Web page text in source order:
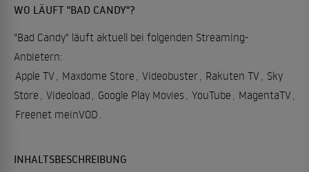
WO LÄUFT "BAD CANDY"?
"Bad Candy" läuft aktuell bei folgenden Streaming-
Anbietern:
Apple TV, Maxdome Store , Videobuster, Rakuten TV, Sky
Store , Videoload , Google Play Movies, YouTube , MagentaTV,
Freenet meinVOD .
INHALTSBESCHREIBUNG